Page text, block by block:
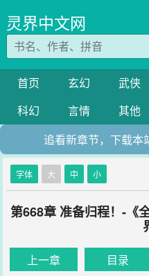
灵界中文网
首页 玄幻 武侠
科幻
言情 其他
追看新章节，下载本
字体 大 中 小
第668章 准备归程！-《
上一章 目录